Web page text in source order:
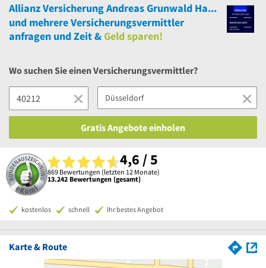
Allianz Versicherung Andreas Grunwald Hauptvertretung
und mehrereVersicherungsvermittler
anfragen und Zeit &Geld sparen!
Wo suchen Sie einen Versicherungsvermittler?
Gratis Angebote einholen
4,6 / 5
869 Bewertungen (letzten 12 Monate)
13.242 Bewertungen (gesamt)
kostenlos schnell Ihr bestes Angebot
Karte & Route